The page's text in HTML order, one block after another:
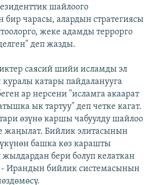
шайлоого
чарасы, алардын стратегиясы
жеке адамды террорго
деп жазды.
саясий шийи исламды эл
катары пайдаланууга
ар нерсени "исламга акаарат
ык тартуу" деп четке кагат.
өзүнө каршы чабуулду шайлоо
жаңылат. Бийлик элитасынын
башка көз карашты
жылдардан бери болуп келаткан
- Ирандын бийлик системасынын